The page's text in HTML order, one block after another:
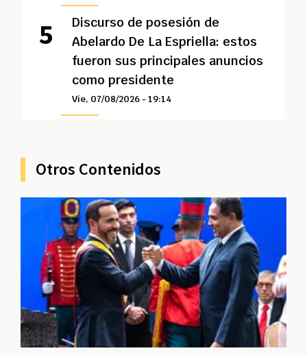
Discurso de posesión de
Abelardo De La Espriella: estos
fueron sus principales anuncios
como presidente
Vie, 07/08/2026 - 19:14
Otros Contenidos